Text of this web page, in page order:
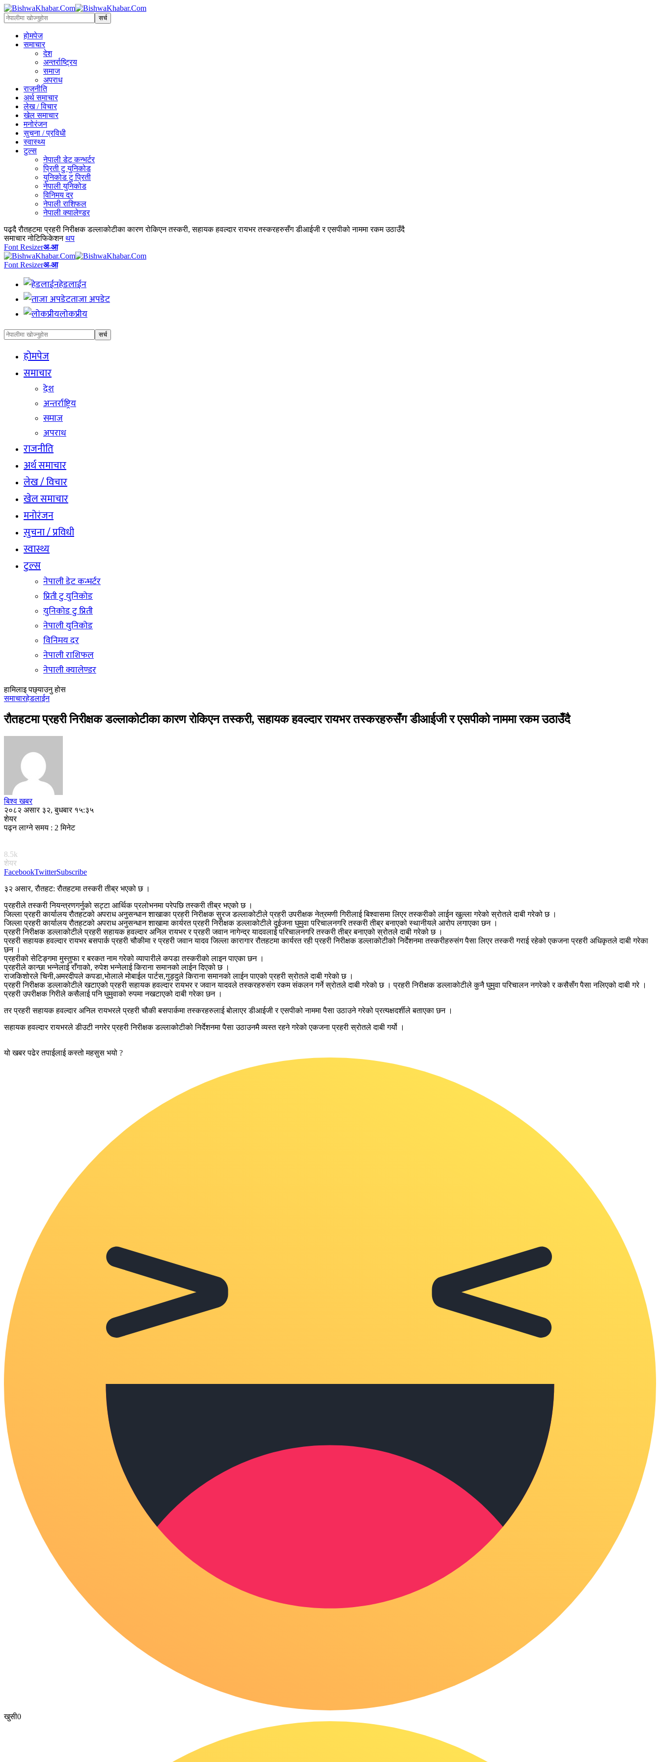
होमपेज
समाचार
देश
अन्तर्राष्ट्रिय
समाज
अपराध
राजनीति
अर्थ समाचार
लेख / विचार
खेल समाचार
मनोरंजन
सुचना / प्रविधी
स्वास्थ्य
टुल्स
नेपाली डेट कन्भर्टर
प्रिती टु युनिकोड
युनिकोड टु प्रिती
नेपाली युनिकोड
विनिमय दर
नेपाली राशिफल
नेपाली क्यालेण्डर
पढ्दै रौतहटमा प्रहरी निरीक्षक डल्लाकोटीका कारण रोकिएन तस्करी, सहायक हवल्दार रायभर तस्करहरुसँग डीआईजी र एसपीको नाममा रकम उठाउँदै
समाचार नोटिफिकेशन थप
Font Resizerअ-आ
Font Resizerअ-आ
हेडलाईन
ताजा अपडेट
लोकप्रीय
होमपेज
समाचार
देश
अन्तर्राष्ट्रिय
समाज
अपराध
राजनीति
अर्थ समाचार
लेख / विचार
खेल समाचार
मनोरंजन
सुचना / प्रविधी
स्वास्थ्य
टुल्स
नेपाली डेट कन्भर्टर
प्रिती टु युनिकोड
युनिकोड टु प्रिती
नेपाली युनिकोड
विनिमय दर
नेपाली राशिफल
नेपाली क्यालेण्डर
हामिलाइ पछ्याउनु होस
समाचारहेडलाईन
रौतहटमा प्रहरी निरीक्षक डल्लाकोटीका कारण रोकिएन तस्करी, सहायक हवल्दार रायभर तस्करहरुसँग डीआईजी र एसपीको नाममा रकम उठाउँदै
बिश्व खबर
२०८२ असार ३२, बुधबार १५:३५
शेयर
पढ्न लाग्ने समय : 2 मिनेट
8.5k
शेयर
FacebookTwitterSubscribe
३२ असार, रौतहट: रौतहटमा तस्करी तीब्र भएको छ ।
प्रहरीले तस्करी नियन्त्रणगर्नुको सट्टा आर्थिक प्रलोभनमा परेपछि तस्करी तीब्र भएको छ ।
जिल्ला प्रहरी कार्यालय रौतहटको अपराध अनुसन्धान शाखाका प्रहरी निरीक्षक सुरज डल्लाकोटीले प्रहरी उपरीक्षक नेत्रमणी गिरीलाई बिश्वासमा लिएर तस्करीको लाईन खुल्ला गरेको स्रोतले दाबी गरेको छ ।
जिल्ला प्रहरी कार्यालय रौतहटको अपराध अनुसन्धान शाखामा कार्यरत प्रहरी निरीक्षक डल्लाकोटीले दुईजना घुमुवा परिचालनगरि तस्करी तीब्र बनाएको स्थानीयले आरोप लगाएका छन ।
प्रहरी निरीक्षक डल्लाकोटीले प्रहरी सहायक हवल्दार अनिल रायभर र प्रहरी जवान नागेन्द्र यादवलाई परिचालनगरि तस्करी तीब्र बनाएको स्रोतले दाबी गरेको छ ।
प्रहरी सहायक हवल्दार रायभर बसपार्क प्रहरी चौकीमा र प्रहरी जवान यादव जिल्ला कारागार रौतहटमा कार्यरत रही प्रहरी निरीक्षक डल्लाकोटीको निर्देशनमा तस्करीहरुसंग पैसा लिएर तस्करी गराई रहेको एकजना प्रहरी अधिकृतले दाबी गरेका
छन ।
प्रहरीको सेटिङ्गमा मुस्तुफा र बरकत नाम गरेको व्यापारीले कपडा तस्करीको लाइन पाएका छन ।
प्रहरीले कान्छा भन्नेलाई राँगाको, रुपेश भन्नेलाई किराना समानको लाईन दिएको छ ।
राजकिशोरले चिनी,अमरदीपले कपडा,भोलाले मोबाईल पार्टस,गुड्दुले किराना समानको लाईन पाएको प्रहरी स्रोतले दाबी गरेको छ ।
प्रहरी निरीक्षक डल्लाकोटीले खटाएको प्रहरी सहायक हवल्दार रायभर र जवान यादवले तस्करहरुसंग रकम संकलन गर्ने स्रोतले दाबी गरेको छ । प्रहरी निरीक्षक डल्लाकोटीले कुनै घुमुवा परिचालन नगरेको र कसैसँग पैसा नलिएको दाबी गरे ।
प्रहरी उपरीक्षक गिरीले कसैलाई पनि घुमुवाको रुपमा नखटाएको दाबी गरेका छन ।
तर प्रहरी सहायक हवल्दार अनिल रायभरले प्रहरी चौकी बसपार्कमा तस्करहरुलाई बोलाएर डीआईजी र एसपीको नाममा पैसा उठाउने गरेको प्रत्यक्षदर्शीले बताएका छन ।
सहायक हवल्दार रायभरले डीउटी नगरेर प्रहरी निरीक्षक डल्लाकोटीको निर्देशनमा पैसा उठाउनमै व्यस्त रहने गरेको एकजना प्रहरी स्रोतले दाबी गर्यो ।
यो खबर पढेर तपाईलाई कस्तो महसुस भयो ?
खुसी0